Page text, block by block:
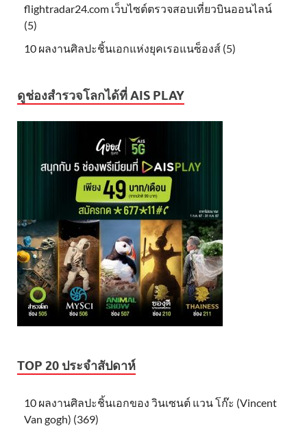
flightradar24.com เว็บไซต์ตรวจสอบเที่ยวบินออนไลน์
(5)
10 ผลงานศิลปะชิ้นเอกแห่งยุคเรอแนซ็องส์ (5)
ดูช่องสำรวจโลกได้ที่ AIS PLAY
TOP 20 ประจำสัปดาห์
10 ผลงานศิลปะชิ้นเอกของ วินเซนต์ แวน โก๊ะ (Vincent
Van gogh) (369)